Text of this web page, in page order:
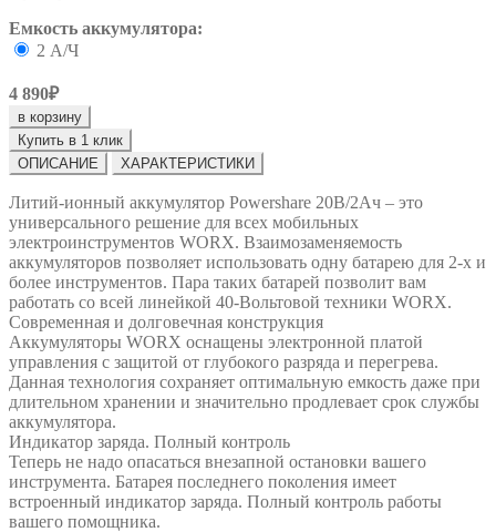
Емкость аккумулятора:
2 А/Ч
4 890₽
в корзину
Купить в 1 клик
ОПИСАНИЕ
ХАРАКТЕРИСТИКИ
Литий-ионный аккумулятор Powershare 20В/2Ач – это
универсального решение для всех мобильных
электроинструментов WORX. Взаимозаменяемость
аккумуляторов позволяет использовать одну батарею для 2-х и
более инструментов. Пара таких батарей позволит вам
работать со всей линейкой 40-Вольтовой техники WORX.
Современная и долговечная конструкция
Аккумуляторы WORX оснащены электронной платой
управления с защитой от глубокого разряда и перегрева.
Данная технология сохраняет оптимальную емкость даже при
длительном хранении и значительно продлевает срок службы
аккумулятора.
Индикатор заряда. Полный контроль
Теперь не надо опасаться внезапной остановки вашего
инструмента. Батарея последнего поколения имеет
встроенный индикатор заряда. Полный контроль работы
вашего помощника.